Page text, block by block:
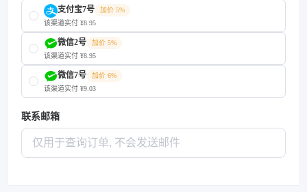
支付宝7号
加价 5%
该渠道实付 ¥8.95
微信2号
加价 5%
该渠道实付 ¥8.95
微信7号
加价 6%
该渠道实付 ¥9.03
联系邮箱